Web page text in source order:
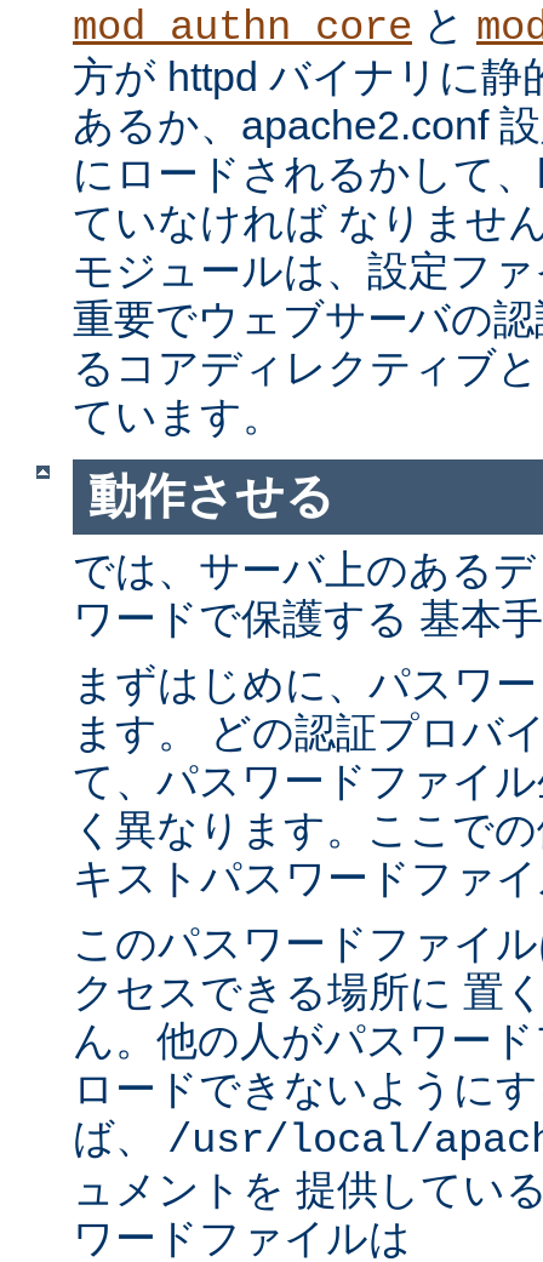
mod_authn_core と
方が httpd バイナリに静
あるか、apache2.conf
にロードされるかして
ていなければ なりませ
モジュールは、設定フ
重要でウェブサーバの
るコアディレクティブ
ています。
動作させる
では、サーバ上のある
ワードで保護する 基本
まずはじめに、パスワ
ます。 どの認証プロバ
て、パスワードファイ
く異なります。ここで
キストパスワードファ
このパスワードファイ
クセスできる場所に 置
ん。他の人がパスワー
ロードできないように
ば、 /usr/local/
ュメントを 提供してい
ワードファイルは